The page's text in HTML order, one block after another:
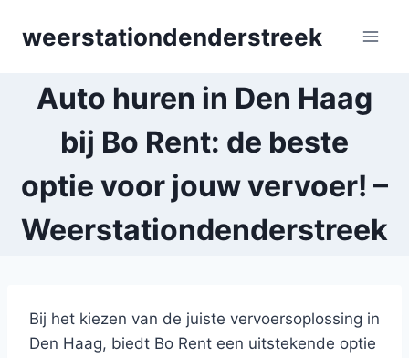
weerstationdenderstreek
Auto huren in Den Haag
bij Bo Rent: de beste
optie voor jouw vervoer! –
Weerstationdenderstreek
Bij het kiezen van de juiste vervoersoplossing in
Den Haag, biedt Bo Rent een uitstekende optie